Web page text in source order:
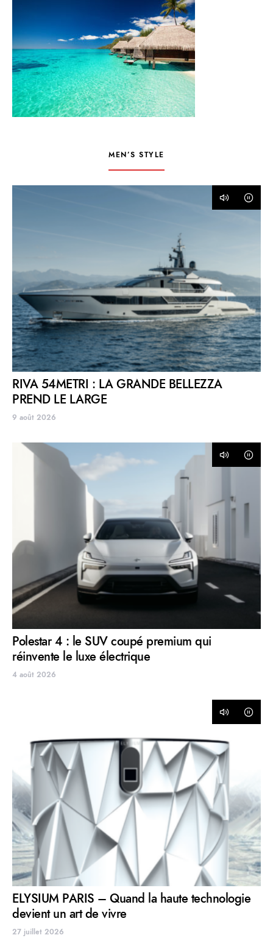
MEN’S STYLE
RIVA 54METRI : LA GRANDE BELLEZZA
PREND LE LARGE
9 août 2026
Polestar 4 : le SUV coupé premium qui
réinvente le luxe électrique
4 août 2026
ELYSIUM PARIS – Quand la haute technologie
devient un art de vivre
27 juillet 2026